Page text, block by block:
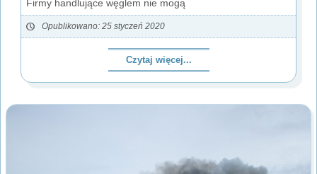
Firmy handlujące węglem nie mogą
Opublikowano: 25 styczeń 2020
Czytaj więcej...